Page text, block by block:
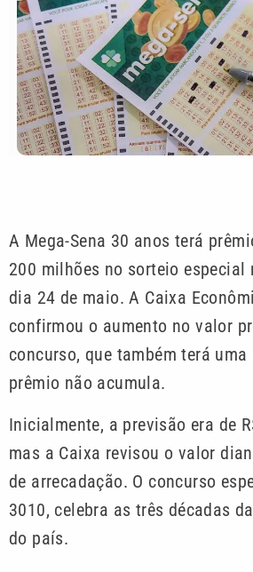
A Mega-Sena 30 anos terá
200 milhões no sorteio especial
dia 24 de maio. A Caixa
confirmou o aumento no valor
concurso, que também terá
prêmio não acumula.
Inicialmente, a previsão era de
mas a Caixa revisou o valor
de arrecadação. O concurso
3010, celebra as três décadas
do país.